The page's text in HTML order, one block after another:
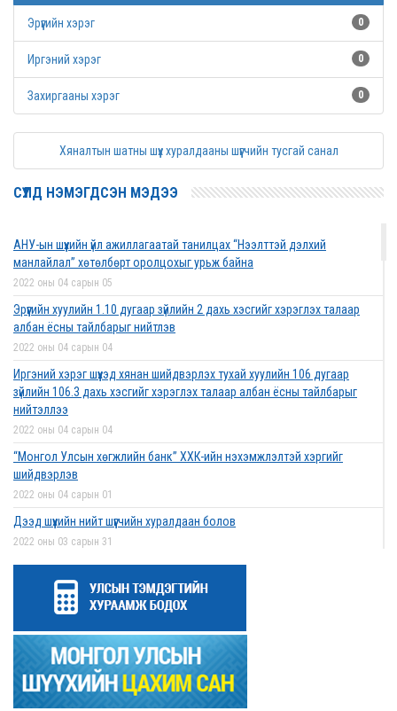
Эрүүгийн хэрэг 0
Иргэний хэрэг 0
Захиргааны хэрэг 0
Хяналтын шатны шүүх хуралдааны шүүгчийн тусгай санал
СҮҮЛД НЭМЭГДСЭН МЭДЭЭ
АНУ-ын шүүхийн үйл ажиллагаатай танилцах “Нээлттэй дэлхий
манлайлал” хөтөлбөрт оролцохыг урьж байна
2022 оны 04 сарын 05
Эрүүгийн хуулийн 1.10 дугаар зүйлийн 2 дахь хэсгийг хэрэглэх талаар
албан ёсны тайлбарыг нийтлэв
2022 оны 04 сарын 04
Иргэний хэрэг шүүхэд хянан шийдвэрлэх тухай хуулийн 106 дугаар
зүйлийн 106.3 дахь хэсгийг хэрэглэх талаар албан ёсны тайлбарыг
нийтэллээ
2022 оны 04 сарын 04
“Монгол Улсын хөгжлийн банк” ХХК-ийн нэхэмжлэлтэй хэргийг
шийдвэрлэв
2022 оны 04 сарын 01
Дээд шүүхийн нийт шүүгчийн хуралдаан болов
2022 оны 03 сарын 31
Нээлттэй ажлын байрны зар
2022 оны 03 сарын 31
Д.Гүрсоронз нарт холбогдох хэргийг хяналтын шатны шүүх хуралдаанаар
хэлэлцүүлэхээс татгалзав
2022 оны 03 сарын 30
Дээд шүүхийн нийт шүүгчийн хуралдаан болно